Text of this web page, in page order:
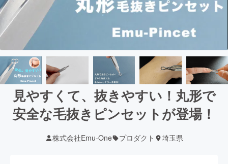
見やすくて、抜きやすい！丸形で
安全な毛抜きピンセットが登場！
株式会社Emu-One プロダクト 埼玉県